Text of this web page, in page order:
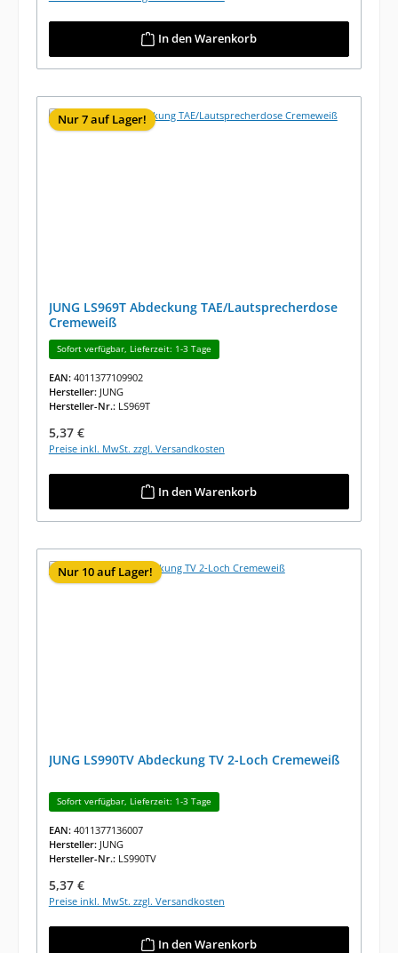
In den Warenkorb
Nur 7 auf Lager!
JUNG LS969T Abdeckung TAE/Lautsprecherdose
Cremeweiß
Sofort verfügbar, Lieferzeit: 1-3 Tage
EAN: 4011377109902
Hersteller: JUNG
Hersteller-Nr.: LS969T
Regulärer Preis:
5,37 €
Preise inkl. MwSt. zzgl. Versandkosten
In den Warenkorb
Nur 10 auf Lager!
JUNG LS990TV Abdeckung TV 2-Loch Cremeweiß
Sofort verfügbar, Lieferzeit: 1-3 Tage
EAN: 4011377136007
Hersteller: JUNG
Hersteller-Nr.: LS990TV
Regulärer Preis:
5,37 €
Preise inkl. MwSt. zzgl. Versandkosten
In den Warenkorb